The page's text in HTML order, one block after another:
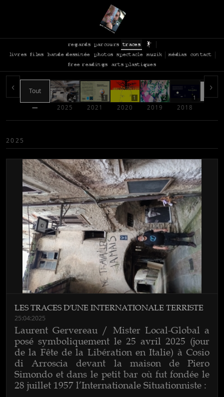
regards parcours
traces
livres
films bande dessinée photos spectacle muzik médias
contact
free readings
arts plastiques
‹ Tout
—
4
2025
1
2021
1
2020
2
2019
1
2018
›
2025
LES TRACES D'UNE INTERNATIONALE TERRISTE
25:04:2025
Laurent Gervereau / Mister Local-Global a
posé symboliquement le 25 avril 2025 (jour
de la Fête de la Libération en Italie) à Cosio
di Arroscia devant la maison de Piero
Simondo et dans le petit bar où fut fondée le
28 juillet 1957 l’Internationale Situationniste :